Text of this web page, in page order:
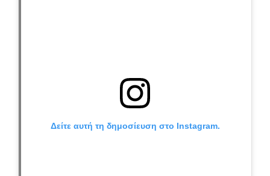
Δείτε αυτή τη δημοσίευση στο Instagram.